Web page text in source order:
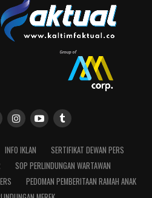
INFO IKLAN
SERTIFIKAT DEWAN PERS
SOP PERLINDUNGAN WARTAWAN
PEDOMAN PEMBERITAAN RAMAH ANAK